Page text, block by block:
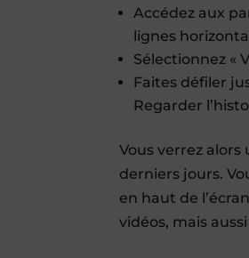
Accédez aux
lignes
Sélectionnez «
Faites défiler
Regarder
Vous verrez alors
derniers jours.
en haut de
vidéos, mais